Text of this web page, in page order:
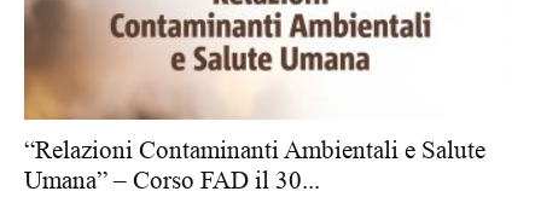
“Relazioni Contaminanti Ambientali e Salute
Umana” – Corso FAD il 30...